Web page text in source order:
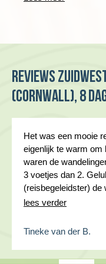
Reviews
(Cornwall), 8
Het was een mooie
eigenlijk te warm om
waren de
3 voetjes dan 2.
(reisbegeleidster) de
lees verder
Tineke van der B.